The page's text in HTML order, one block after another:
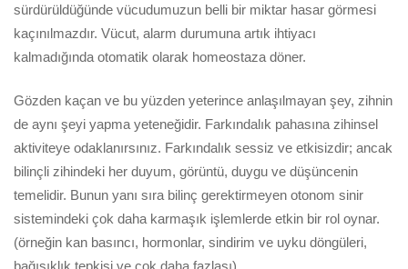
sürdürüldüğünde vücudumuzun belli bir miktar hasar görmesi
kaçınılmazdır. Vücut, alarm durumuna artık ihtiyacı
kalmadığında otomatik olarak homeostaza döner.
Gözden kaçan ve bu yüzden yeterince anlaşılmayan şey, zihnin
de aynı şeyi yapma yeteneğidir. Farkındalık pahasına zihinsel
aktiviteye odaklanırsınız. Farkındalık sessiz ve etkisizdir; ancak
bilinçli zihindeki her duyum, görüntü, duygu ve düşüncenin
temelidir. Bunun yanı sıra bilinç gerektirmeyen otonom sinir
sistemindeki çok daha karmaşık işlemlerde etkin bir rol oynar.
(örneğin kan basıncı, hormonlar, sindirim ve uyku döngüleri,